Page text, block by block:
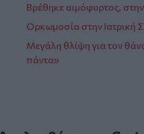
Βρέθηκε αιμόφυρτος,
Ορκωμοσία στην Ιατρική
Μεγάλη θλίψη για τον
πάντα»